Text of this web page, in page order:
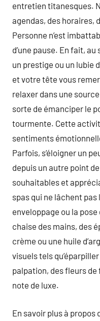
entretien titanesques.
agendas, des horaires,
Personne n’est
d’une pause. En fait,
un prestige ou un lubie
et votre tête vous
relaxer dans une
sorte de émanciper le
tourmente. Cette
sentiments
Parfois, s’éloigner un
depuis un autre point
souhaitables et
spas qui ne lâchent
enveloppage ou la
chaise des mains, des
crème ou une huile
visuels tels
palpation, des fleurs
note de luxe.
En savoir plus à propos